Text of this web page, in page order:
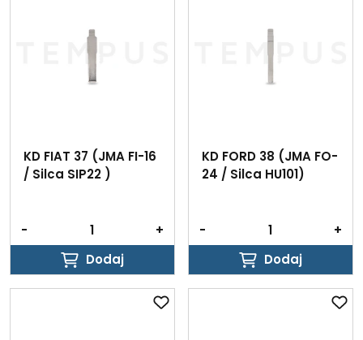
KD FIAT 37 (JMA FI-16
/ Silca SIP22 )
-
+
Dodaj
Dodaj
KD FORD 38 (JMA FO-
24 / Silca HU101)
-
+
Dodaj
Dodaj